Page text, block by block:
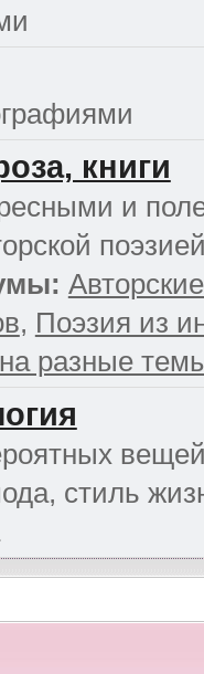
книги
и
, Поэзия из
разные
стиль